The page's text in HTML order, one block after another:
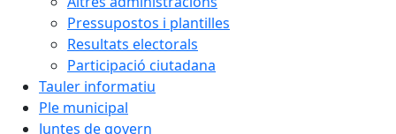
Pressupostos i plantilles
Resultats electorals
Participació ciutadana
Tauler informatiu
Ple municipal
Juntes de govern